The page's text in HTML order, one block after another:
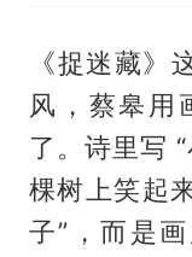
《捉迷藏》
风，蔡皋用
了。诗里写
棵树上笑起
子”，而是